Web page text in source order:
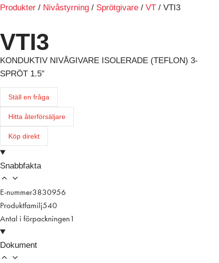
Produkter / Nivåstyrning / Sprötgivare / VT / VTI3
VTI3
KONDUKTIV NIVÅGIVARE ISOLERADE (TEFLON) 3-
SPRÖT 1.5″
Ställ en fråga
Hitta återförsäljare
Köp direkt
Snabbfakta
E-nummer3830956
Produktfamilj540
Antal i förpackningen 1
Dokument